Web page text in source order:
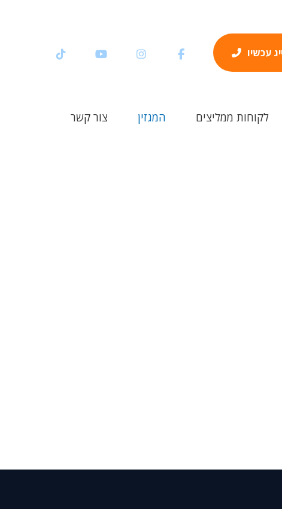
עכשיו
לקוחות ממליצים המגזין צור קשר